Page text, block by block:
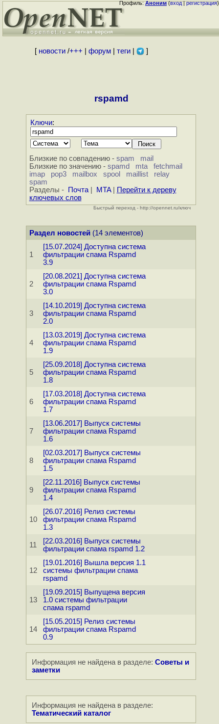
Профиль:Аноним(вход|регистрация)
[ новости/+++ форум| теги| ]
rspamd
Ключи:
Близкие по совпадению - spam
mail
Близкие по значению - spamd mta
fetchmail
imap
pop3 mailbox spool maillist
relay
spam
Разделы -
Почта| MTA|
Перейти к дереву
ключевых слов
Быстрый переход - http://opennet.ru/ключ
Раздел новостей(14 элементов)
1
[15.07.2024] Доступна система
фильтрации спама Rspamd
3.9
2
[20.08.2021] Доступна система
фильтрации спама Rspamd
3.0
3
[14.10.2019] Доступна система
фильтрации спама Rspamd
2.0
4
[13.03.2019] Доступна система
фильтрации спама Rspamd
1.9
5
[25.09.2018] Доступна система
фильтрации спама Rspamd
1.8
6
[17.03.2018] Доступна система
фильтрации спама Rspamd
1.7
7
[13.06.2017] Выпуск системы
фильтрации спама Rspamd
1.6
8
[02.03.2017] Выпуск системы
фильтрации спама Rspamd
1.5
9
[22.11.2016] Выпуск системы
фильтрации спама Rspamd
1.4
10
[26.07.2016] Релиз системы
фильтрации спама Rspamd
1.3
11
[22.03.2016] Выпуск системы
фильтрации спама rspamd 1.2
12
[19.01.2016] Вышла версия 1.1
системы фильтрации спама
rspamd
13
[19.09.2015] Выпущена версия
1.0 системы фильтрации
спама rspamd
14
[15.05.2015] Релиз системы
фильтрации спама Rspamd
0.9
Информация не найдена в разделе: Советы и
заметки
Информация не найдена в разделе:
Тематический каталог